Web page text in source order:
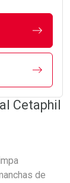
Cetaphil
de